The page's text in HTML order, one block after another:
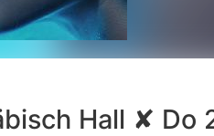
Hall ✘ Do